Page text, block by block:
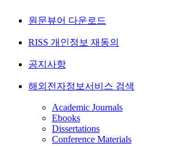
원문뷰어 다운로드
RISS 개인정보 재동의
공지사항
해외전자정보서비스 검색
Academic Journals
Ebooks
Dissertations
Conference Materials